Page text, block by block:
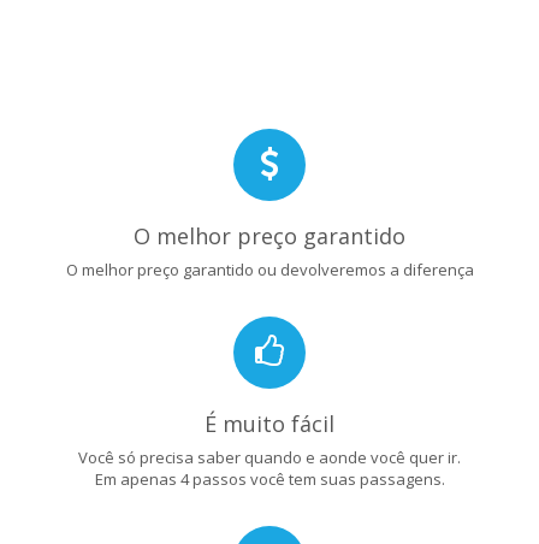
O melhor preço garantido
O melhor preço garantido ou devolveremos a diferença
É muito fácil
Você só precisa saber quando e aonde você quer ir.
Em apenas 4 passos você tem suas passagens.